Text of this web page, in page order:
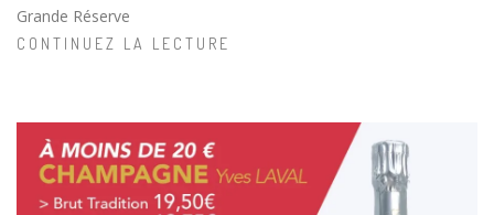
Grande Réserve
CONTINUEZ LA LECTURE